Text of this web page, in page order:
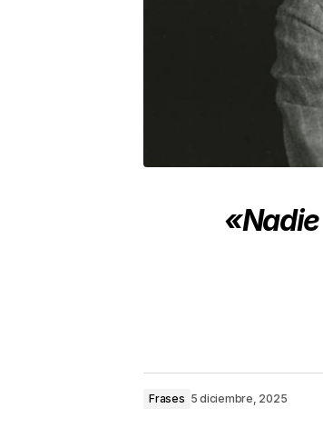
Frases 5 diciembre, 2025